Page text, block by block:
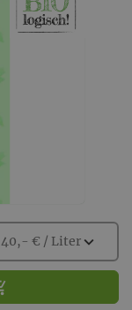
40,- € / Literexpand_more